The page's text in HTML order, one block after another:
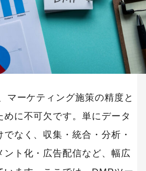
から記事を検索
から記事を検索
マーケティング施策の精度と
めに不可欠です。単にデータ
でなく、収集・統合・分析・
ント化・広告配信など、幅広